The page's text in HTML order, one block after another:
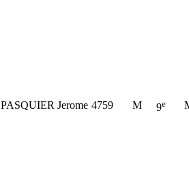
PASQUIER Jerome 4759 M 9e